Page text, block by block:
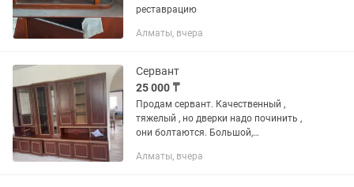
реставрацию
Алматы, вчера
Сервант
25 000 ₸
Продам сервант. Качественный ,
тяжелый , но дверки надо починить ,
они болтаются. Большой,
Алматы, вчера